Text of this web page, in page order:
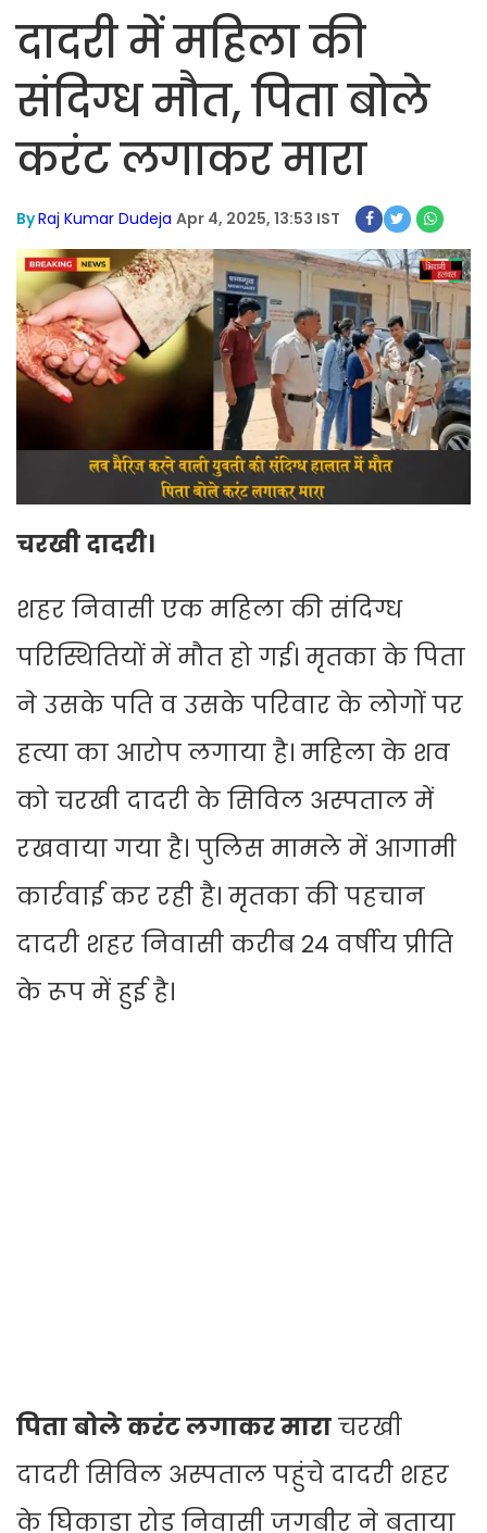
दादरी में महिला की
संदिग्ध मौत, पिता बोले
करंट लगाकर मारा
ByRaj Kumar Dudeja Apr 4, 2025, 13:53 IST
चरखी दादरी।
शहर निवासी एक महिला की संदिग्ध
परिस्थितियों में मौत हो गई। मृतका के पिता
ने उसके पति व उसके परिवार के लोगों पर
हत्या का आरोप लगाया है। महिला के शव
को चरखी दादरी के सिविल अस्पताल में
रखवाया गया है। पुलिस मामले में आगामी
कार्रवाई कर रही है। मृतका की पहचान
दादरी शहर निवासी करीब 24 वर्षीय प्रीति
के रूप में हुई है।
पिता बोले करंट लगाकर माराचरखी
दादरी सिविल अस्पताल पहुंचे दादरी शहर
के घिकाड़ा रोड़ निवासी जगबीर ने बताया